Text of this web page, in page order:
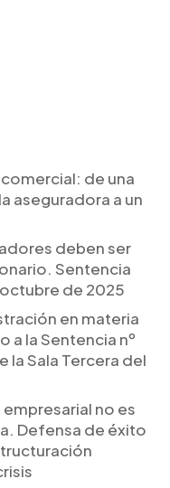
de una
aseguradora a un
deben ser
Sentencia
de 2025
en materia
a la Sentencia nº
Sala Tercera del
no es
Defensa de éxito